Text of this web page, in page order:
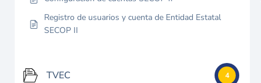
Registro de usuarios y cuenta de Entidad Estatal
SECOP II
TVEC 4